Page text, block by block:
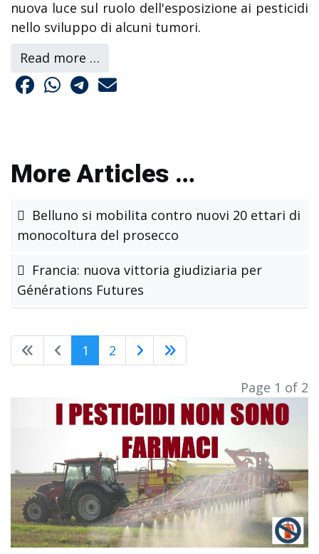
nuova luce sul ruolo dell'esposizione ai pesticidi
nello sviluppo di alcuni tumori.
Read more …
More Articles …
Belluno si mobilita contro nuovi 20 ettari di
monocoltura del prosecco
Francia: nuova vittoria giudiziaria per
Générations Futures
1 2
Page 1 of 2